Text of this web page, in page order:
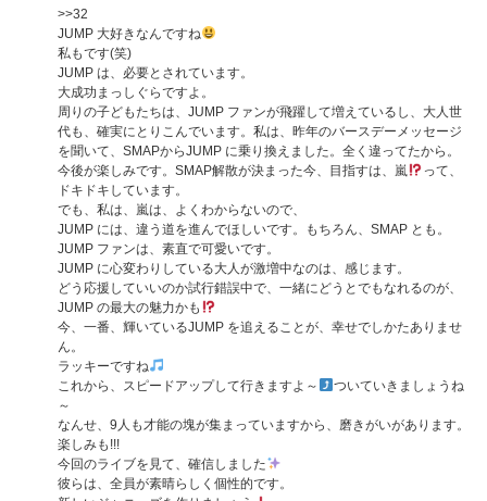
>>32
JUMP 大好きなんですね
私もです(笑)
JUMP は、必要とされています。
大成功まっしぐらですよ。
周りの子どもたちは、JUMP ファンが飛躍して増えているし、大人世
代も、確実にとりこんでいます。私は、昨年のバースデーメッセージ
を聞いて、SMAPからJUMP に乗り換えました。全く違ってたから。
今後が楽しみです。SMAP解散が決まった今、目指すは、嵐
って、
ドキドキしています。
でも、私は、嵐は、よくわからないので、
JUMP には、違う道を進んでほしいです。もちろん、SMAP とも。
JUMP ファンは、素直で可愛いです。
JUMP に心変わりしている大人が激増中なのは、感じます。
どう応援していいのか試行錯誤中で、一緒にどうとでもなれるのが、
JUMP の最大の魅力かも
今、一番、輝いているJUMP を追えることが、幸せでしかたありませ
ん。
ラッキーですね
これから、スピードアップして行きますよ～
ついていきましょうね
～
なんせ、9人も才能の塊が集まっていますから、磨きがいがあります。
楽しみも!!!
今回のライブを見て、確信しました
彼らは、全員が素晴らしく個性的です。